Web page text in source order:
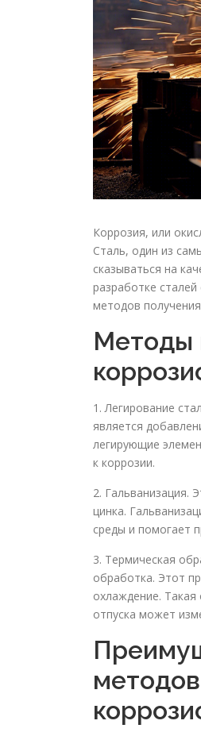
Коррозия, или
Сталь, один из
сказываться на
разработке
методов
Методы
1. Легирование
является
легирующие
к коррозии.
2. Гальванизация.
цинка.
среды и помогает
3. Термическая
обработка. Этот
охлаждение. Такая
отпуска может